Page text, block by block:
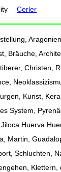
Cerler
Bräuche,
Christen,
Kunst,
System,
Huerva
Martin,
Schluchten,
Klettern,